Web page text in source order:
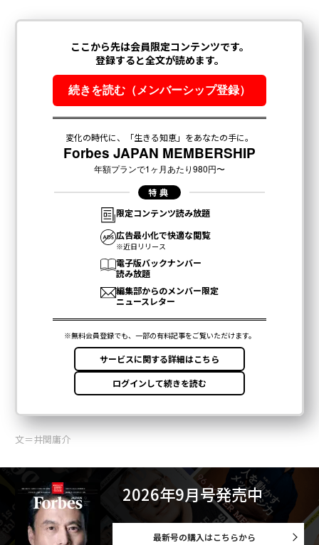
文＝井関庸介
2026年9月号発売中
最新号の購入はこちらから